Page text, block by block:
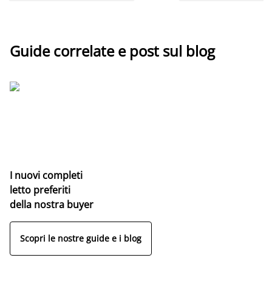
Guide correlate e post sul blog
I nuovi completi
letto preferiti
della nostra buyer
Scopri le nostre guide e i blog